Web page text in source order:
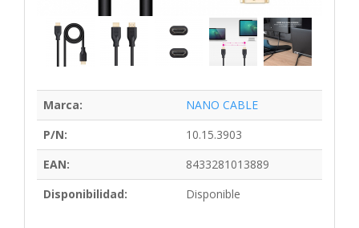
Marca:
NANO CABLE
P/N:
10.15.3903
EAN:
8433281013889
Disponibilidad:
Disponible